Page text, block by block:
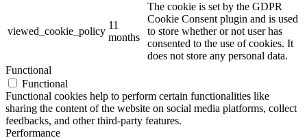
viewed_cookie_policy
11
months
The cookie is set by the GDPR
Cookie Consent plugin and is used
to store whether or not user has
consented to the use of cookies. It
does not store any personal data.
Functional
Functional
Functional cookies help to perform certain functionalities like
sharing the content of the website on social media platforms, collect
feedbacks, and other third-party features.
Performance